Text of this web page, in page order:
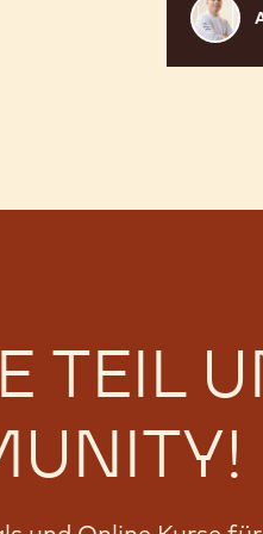
Abner
Ivan
TEIL